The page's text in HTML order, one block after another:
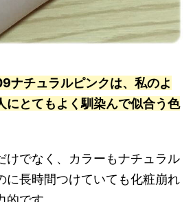
ナチュラルピンクは、私のよ
にとてもよく馴染んで似合う色
けでなく、カラーもナチュラル
に長時間つけていても化粧崩れ